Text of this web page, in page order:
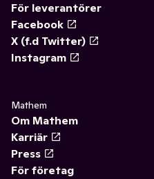
För leverantörer
Facebook
X (f.d Twitter)
Instagram
Mathem
Om Mathem
Karriär
Press
För företag